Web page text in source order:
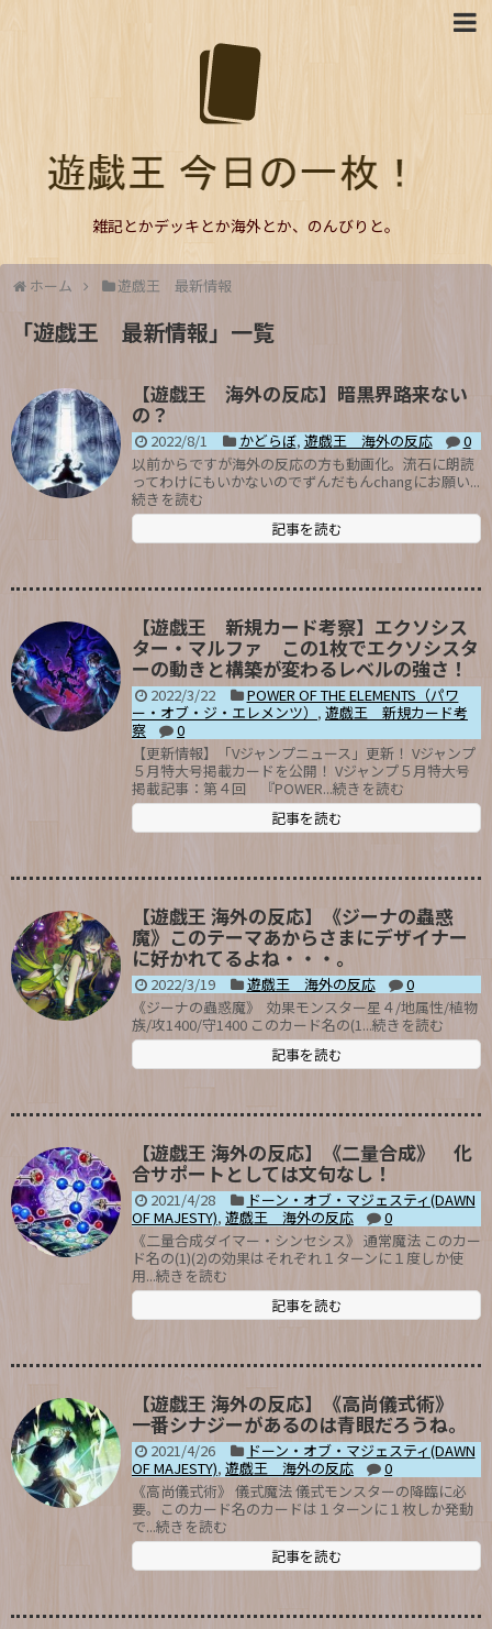
雑記とかデッキとか海外とか、のんびりと。
ホーム 遊戯王 最新情報
「遊戯王 最新情報」 一覧
【遊戯王 海外の反応】暗黒界路来ない
の？
2022/8/1 かどらぼ, 遊戯王 海外の反応
0
以前からですが海外の反応の方も動画化。流石に朗読
ってわけにもいかないのでずんだもんchangにお願い...
続きを読む
記事を読む
【遊戯王 新規カード考察】エクソシス
ター・マルファ この1枚でエクソシスタ
ーの動きと構築が変わるレベルの強さ！
2022/3/22
POWER OF THE ELEMENTS（パワ
ー・オブ・ジ・エレメンツ） , 遊戯王 新規カード考
察
0
【更新情報】「Vジャンプニュース」更新！ Vジャンプ
５月特大号掲載カードを公開！ Vジャンプ５月特大号
掲載記事：第４回 『POWER...続きを読む
記事を読む
【遊戯王 海外の反応】《ジーナの蟲惑
魔》このテーマあからさまにデザイナー
に好かれてるよね・・・。
2022/3/19 遊戯王 海外の反応
0
《ジーナの蟲惑魔》 効果モンスター星４/地属性/植物
族/攻1400/守1400 このカード名の(1...続きを読む
記事を読む
【遊戯王 海外の反応】《二量合成》 化
合サポートとしては文句なし！
2021/4/28
ドーン・オブ・マジェスティ(DAWN
OF MAJESTY), 遊戯王 海外の反応
0
《二量合成ダイマー・シンセシス》 通常魔法 このカー
ド名の(1)(2)の効果はそれぞれ１ターンに１度しか使
用...続きを読む
記事を読む
【遊戯王 海外の反応】《高尚儀式術》
一番シナジーがあるのは青眼だろうね。
2021/4/26
ドーン・オブ・マジェスティ(DAWN
OF MAJESTY), 遊戯王 海外の反応
0
《高尚儀式術》 儀式魔法 儀式モンスターの降臨に必
要。このカード名のカードは１ターンに１枚しか発動
で...続きを読む
記事を読む